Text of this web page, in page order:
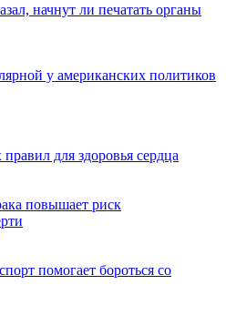
начнут ли печатать органы
у американских политиков
для здоровья сердца
повышает риск
помогает бороться со